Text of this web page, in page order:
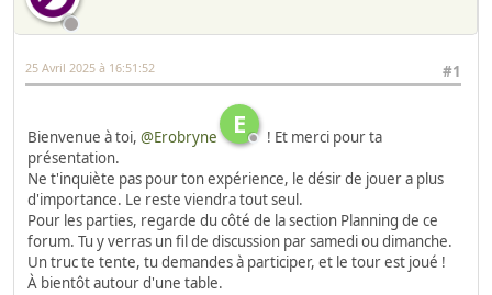
#1
25 Avril 2025 à 16:51:52
Bienvenue à toi, @Erobryne E
! Et merci pour ta
présentation.
Ne t'inquiète pas pour ton expérience, le désir de jouer a plus
d'importance. Le reste viendra tout seul.
Pour les parties, regarde du côté de la section Planning de ce
forum. Tu y verras un fil de discussion par samedi ou dimanche.
Un truc te tente, tu demandes à participer, et le tour est joué !
À bientôt autour d'une table.